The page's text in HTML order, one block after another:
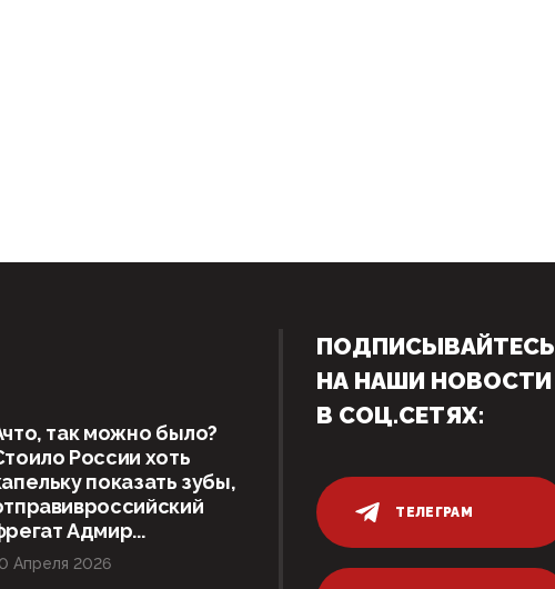
так можно было?
России хоть
показать зубы,
Адмир...
Апреля 2026
ПОДПИСЫВАЙТЕСЬ
НА НАШИ НОВОСТИ
В СОЦ.СЕТЯХ:
ТЕЛЕГРАМ